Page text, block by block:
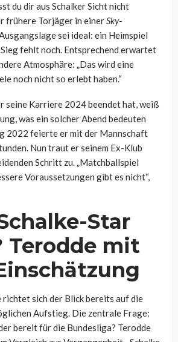
du dir aus Schalker Sicht nicht
frühere Torjäger in einerSky-
sei ideal: ein Heimspiel
fehlt noch. Entsprechend erwartet
Atmosphäre: „Das wird eine
noch nicht so erlebt haben.“
seine Karriere 2024 beendet hat, weiß
was ein solcher Abend bedeuten
2022 feierte er mit der Mannschaft
Nun traut er seinem Ex-Klub
Schritt zu. „Matchballspiel
Voraussetzungen gibt es nicht“,
Star
Terodde mit
richtet sich der Blick bereits auf die
Aufstieg. Die zentrale Frage:
bereit für die Bundesliga? Terodde